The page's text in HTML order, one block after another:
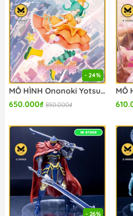
- 24%
MÔ HÌNH Ononoki Yotsugi - Monogatari Series - Cover Visual - Konami Prize Collection (Konami Amusement) FIGURE CHÍNH HÃNG
650.000₫ 850.000₫
- 26%